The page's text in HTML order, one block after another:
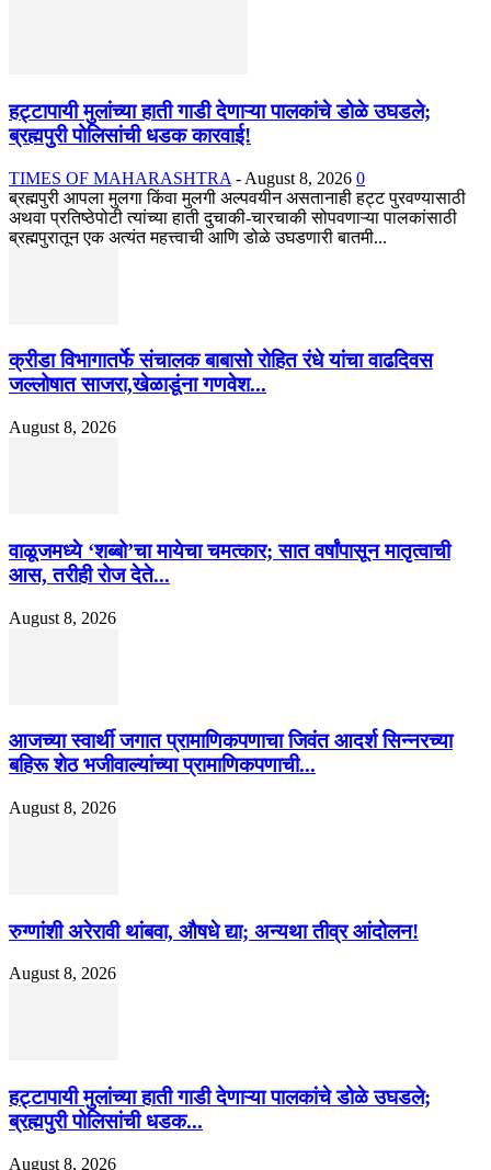
हट्टापायी मुलांच्या हाती गाडी देणाऱ्या पालकांचे डोळे उघडले;
ब्रह्मपुरी पोलिसांची धडक कारवाई!
TIMES OF MAHARASHTRA - August 8, 2026 0
ब्रह्मपुरी आपला मुलगा किंवा मुलगी अल्पवयीन असतानाही हट्ट पुरवण्यासाठी
अथवा प्रतिष्ठेपोटी त्यांच्या हाती दुचाकी-चारचाकी सोपवणाऱ्या पालकांसाठी
ब्रह्मपुरातून एक अत्यंत महत्त्वाची आणि डोळे उघडणारी बातमी...
क्रीडा विभागातर्फे संचालक बाबासो रोहित रंधे यांचा वाढदिवस
जल्लोषात साजरा,खेळाडूंना गणवेश...
August 8, 2026
वाळूजमध्ये ‘शब्बो’चा मायेचा चमत्कार; सात वर्षांपासून मातृत्वाची
आस, तरीही रोज देते...
August 8, 2026
आजच्या स्वार्थी जगात प्रामाणिकपणाचा जिवंत आदर्श सिन्नरच्या
बहिरू शेठ भजीवाल्यांच्या प्रामाणिकपणाची...
August 8, 2026
रुग्णांशी अरेरावी थांबवा, औषधे द्या; अन्यथा तीव्र आंदोलन!
August 8, 2026
हट्टापायी मुलांच्या हाती गाडी देणाऱ्या पालकांचे डोळे उघडले;
ब्रह्मपुरी पोलिसांची धडक...
August 8, 2026